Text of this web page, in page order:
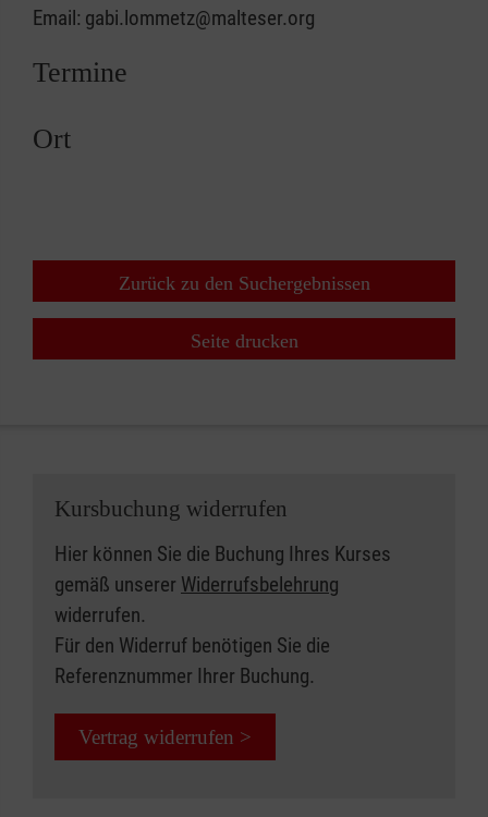
Email: gabi.lommetz@malteser.org
Termine
Ort
Zurück zu den Suchergebnissen
Seite drucken
Kursbuchung widerrufen
Hier können Sie die Buchung Ihres Kurses
gemäß unserer Widerrufsbelehrung
widerrufen.
Für den Widerruf benötigen Sie die
Referenznummer Ihrer Buchung.
Vertrag widerrufen >